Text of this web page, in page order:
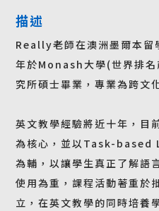
描述
Really老師在澳洲墨爾本留
年於Monash大學(世界排
究所碩士畢業，專業為跨文
英文教學經驗將近十年，目
為核心，並以Task-
為輔，以讓學生真正了解語
使用為重，課程活動著重於
立，在英文教學的同時培養